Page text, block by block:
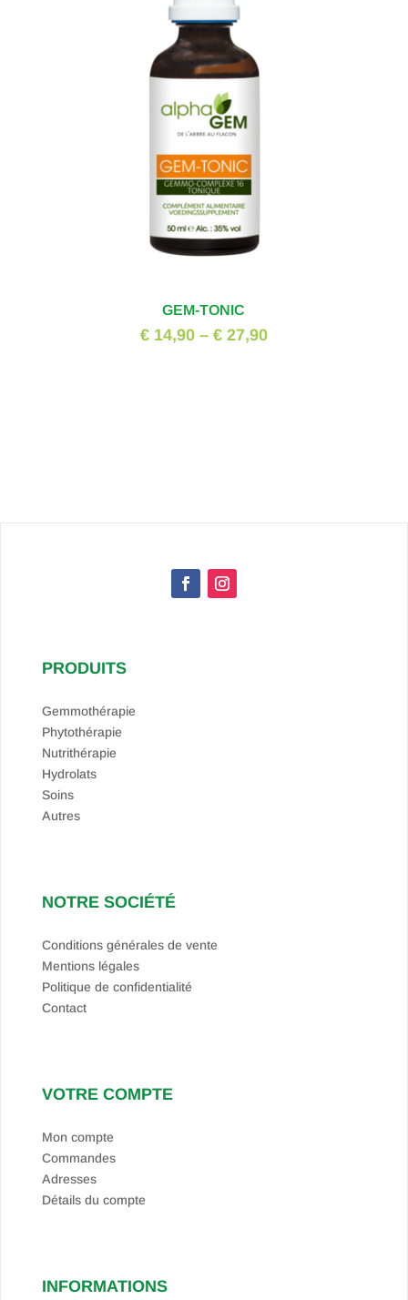
GEM-TONIC
€ 14,90– € 27,90
PRODUITS
Gemmothérapie
Phytothérapie
Nutrithérapie
Hydrolats
Soins
Autres
NOTRE SOCIÉTÉ
Conditions générales de vente
Mentions légales
Politique de confidentialité
Contact
VOTRE COMPTE
Mon compte
Commandes
Adresses
Détails du compte
INFORMATIONS